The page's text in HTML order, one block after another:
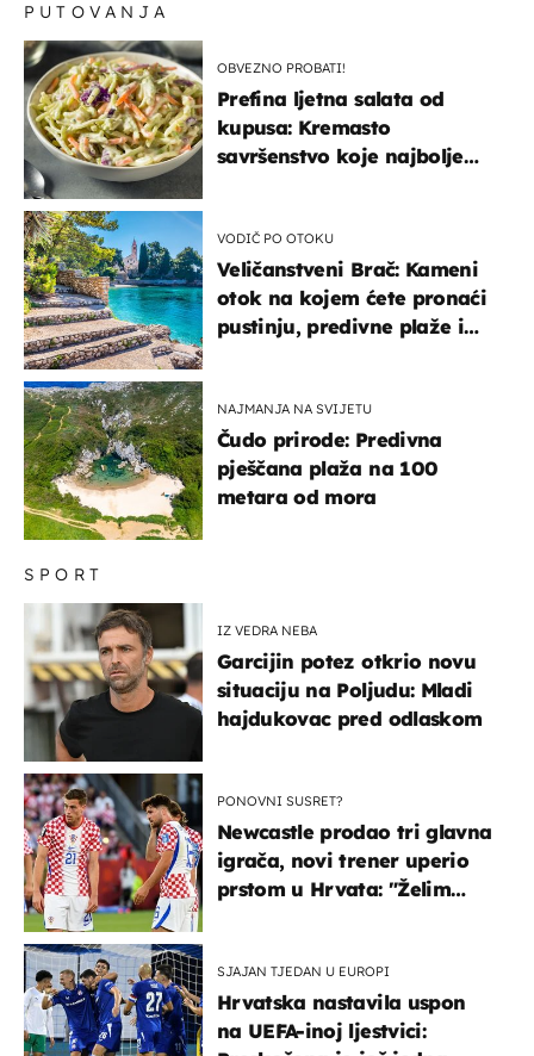
SPORT
IZ VEDRA NEBA
Garcijin potez otkrio novu
situaciju na Poljudu: Mladi
hajdukovac pred odlaskom
PONOVNI SUSRET?
Newcastle prodao tri glavna
igrača, novi trener uperio
prstom u Hrvata: "Želim
SJAJAN TJEDAN U EUROPI
Hrvatska nastavila uspon
na UEFA-inoj ljestvici:
PUTOVANJA
OBVEZNO PROBATI!
Prefina ljetna salata od
kupusa: Kremasto
savršenstvo koje najbolje
VODIČ PO OTOKU
Veličanstveni Brač: Kameni
otok na kojem ćete pronaći
pustinju, predivne plaže i
NAJMANJA NA SVIJETU
Čudo prirode: Predivna
pješčana plaža na 100
metara od mora